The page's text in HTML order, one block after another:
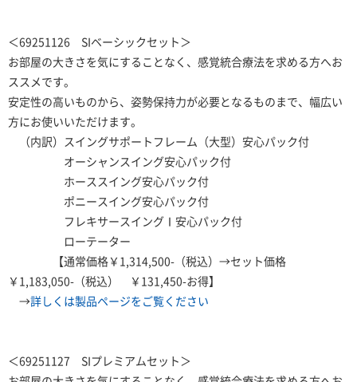
＜69251126 SIベーシックセット＞
お部屋の大きさを気にすることなく、感覚統合療法を求める方へお
ススメです。
安定性の高いものから、姿勢保持力が必要となるものまで、幅広い
方にお使いいただけます。
（内訳）スイングサポートフレーム（大型）安心パック付
オーシャンスイング安心パック付
ホーススイング安心パック付
ポニースイング安心パック付
フレキサースイングⅠ安心パック付
ローテーター
【通常価格￥1,314,500-（税込）→セット価格
￥1,183,050-（税込） ￥131,450-お得】
→詳しくは製品ページをご覧ください
＜69251127 SIプレミアムセット＞